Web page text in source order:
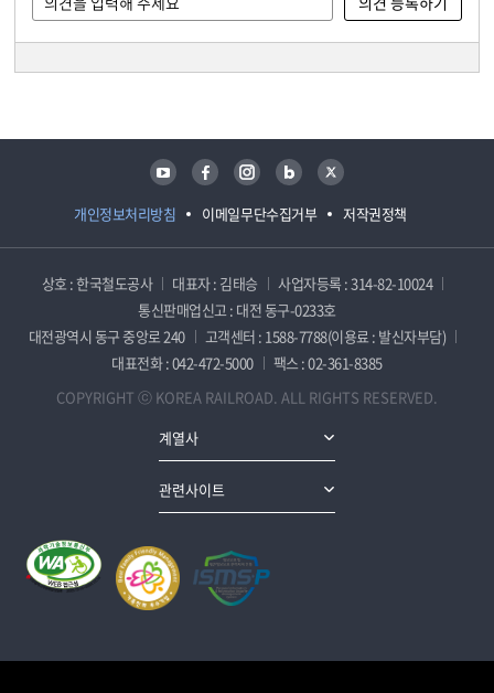
개인정보처리방침 이메일무단수집거부 저작권정책
유튜브 페이스북 인스타그램 블로그 트위터
상호 : 한국철도공사 대표자 : 김태승
사업자등록 : 314-82-10024
통신판매업신고 : 대전 동구-0233호
대전광역시 동구 중앙로 240
고객센터 : 1588-7788(이용료 : 발신자부담)
대표전화 : 042-472-5000
팩스 : 02-361-8385
COPYRIGHT ⓒ KOREA RAILROAD. ALL RIGHTS RESERVED.
계열사
관련사이트